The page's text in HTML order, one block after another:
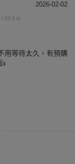
2026-02-02
/ 33.5 in
用等待太久，有預購